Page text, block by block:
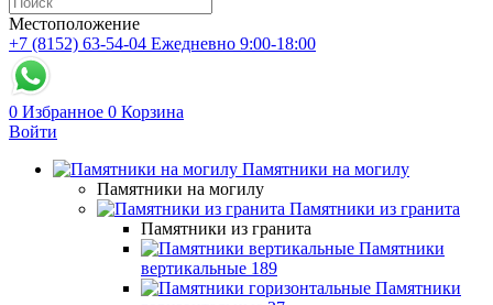
Местоположение
+7 (8152) 63-54-04 Ежедневно 9:00-18:00
0 Избранное 0 Корзина
Войти
Памятники на могилу
Памятники на могилу
Памятники из гранита
Памятники из гранита
Памятники
вертикальные 189
Памятники